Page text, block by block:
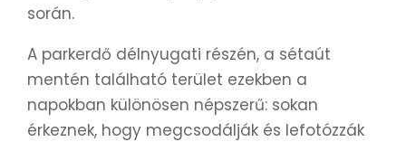
során.
A parkerdő délnyugati részén, a sétaút
mentén található terület ezekben a
napokban különösen népszerű: sokan
érkeznek, hogy megcsodálják és lefotózzák